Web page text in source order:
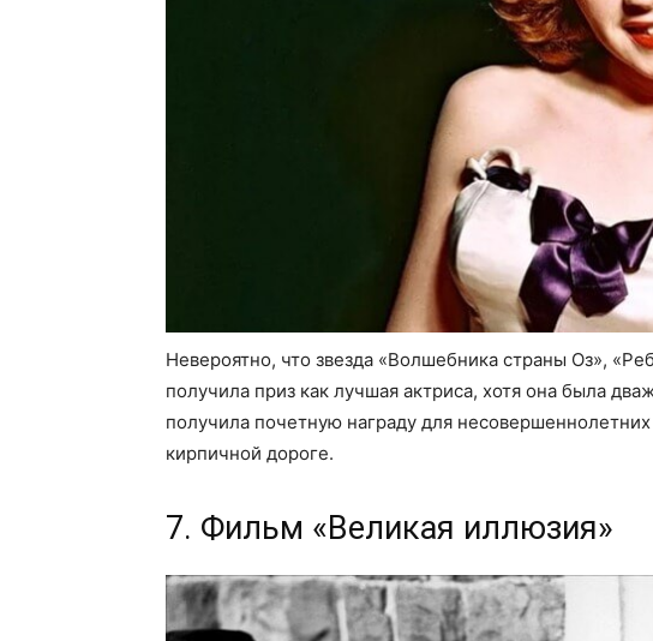
Невероятно, что звезда «Волшебника страны Оз»,
получила приз как лучшая актриса, хотя она была
получила почетную награду для
кирпичной дороге.
7. Фильм «Великая иллюзия»